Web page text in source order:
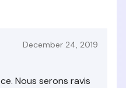
December 24, 2019
Nous serons ravis